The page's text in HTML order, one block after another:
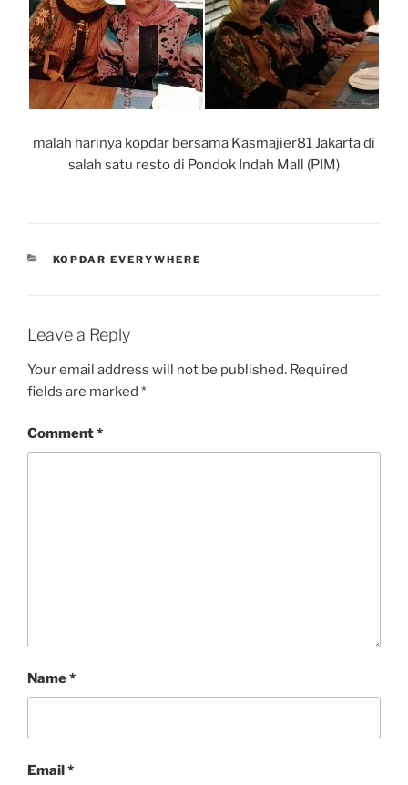
malah harinya kopdar bersama Kasmajier81 Jakarta di
salah satu resto di Pondok Indah Mall (PIM)
CATEGORIES
KOPDAR EVERYWHERE
Leave a Reply
Your email address will not be published. Required
fields are marked *
Comment*
Name*
Email*